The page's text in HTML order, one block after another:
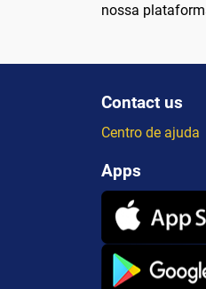
nossa
Contact us
Centro de ajuda
Apps